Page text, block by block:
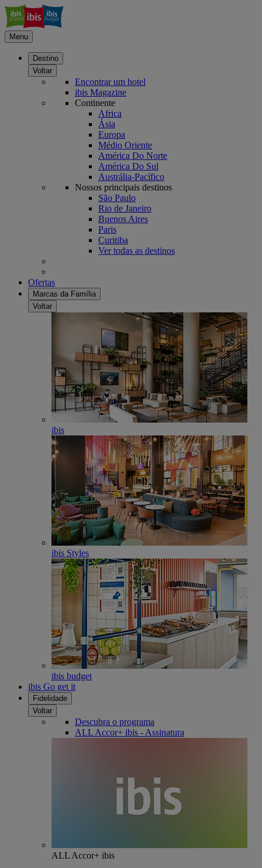
Menu
Destino
Voltar
Encontrar um hotel
ibis Magazine
Continente
Africa
Ásia
Europa
Médio Oriente
América Do Norte
América Do Sul
Austrália-Pacífico
Nossos principais destinos
São Paulo
Rio de Janeiro
Buenos Aires
Paris
Curitiba
Ver todas as destinos
Ofertas
Marcas da Família
Voltar
ibis
ibis Styles
ibis budget
ibis Go get it
Fidelidade
Voltar
Descubra o programa
ALL Accor+ ibis - Assinatura
ALL Accor+ ibis